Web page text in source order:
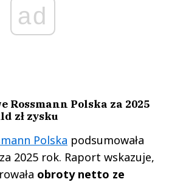
ad
Rossmann Polska za 2025
zł zysku
Polska podsumowała
2025 rok. Raport wskazuje,
obroty netto ze